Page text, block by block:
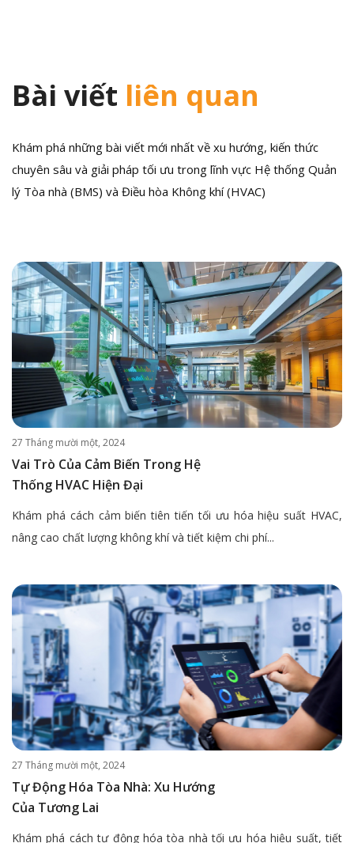
Bài viết liên quan
Khám phá những bài viết mới nhất về xu hướng, kiến thức
chuyên sâu và giải pháp tối ưu trong lĩnh vực Hệ thống Quản
lý Tòa nhà (BMS) và Điều hòa Không khí (HVAC)
27 Tháng mười một, 2024
Vai Trò Của Cảm Biến Trong Hệ
Thống HVAC Hiện Đại
Khám phá cách cảm biến tiên tiến tối ưu hóa hiệu suất HVAC,
nâng cao chất lượng không khí và tiết kiệm chi phí...
27 Tháng mười một, 2024
Tự Động Hóa Tòa Nhà: Xu Hướng
Của Tương Lai
Khám phá cách tự động hóa tòa nhà tối ưu hóa hiệu suất, tiết